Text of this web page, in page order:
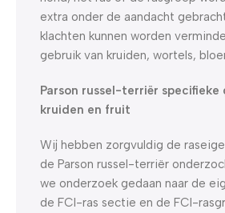
extra onder de aandacht
klachten kunnen worden
gebruik van kruiden, wortels,
Parson russel-terriër specifieke
kruiden en fruit
Wij hebben zorgvuldig de
de Parson russel-terriër
we onderzoek gedaan naar de
de FCI-ras sectie en de FCI-